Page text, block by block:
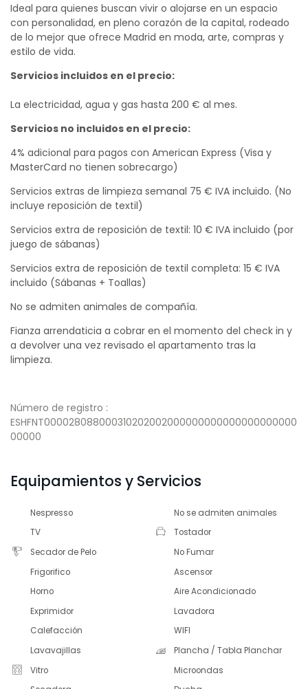
Ideal para quienes buscan vivir o alojarse en un espacio
con personalidad, en pleno corazón de la capital, rodeado
de lo mejor que ofrece Madrid en moda, arte, compras y
estilo de vida.
Servicios incluidos en el precio:
La electricidad, agua y gas hasta 200 € al mes.
Servicios no incluidos en el precio:
4% adicional para pagos con American Express (Visa y
MasterCard no tienen sobrecargo)
Servicios extras de limpieza semanal 75 € IVA incluido. (No
incluye reposición de textil)
Servicios extra de reposición de textil: 10 € IVA incluido (por
juego de sábanas)
Servicios extra de reposición de textil completa: 15 € IVA
incluido (Sábanas + Toallas)
No se admiten animales de compañía.
Fianza arrendaticia a cobrar en el momento del check in y
a devolver una vez revisado el apartamento tras la
limpieza.
Número de registro :
ESHFNT000028088000310202002000000000000000000000
00000
Equipamientos y Servicios
Nespresso
No se admiten animales
TV
Tostador
Secador de Pelo
No Fumar
Frigorifico
Ascensor
Horno
Aire Acondicionado
Exprimidor
Lavadora
Calefacción
WIFI
Lavavajillas
Plancha / Tabla Planchar
Vitro
Microondas